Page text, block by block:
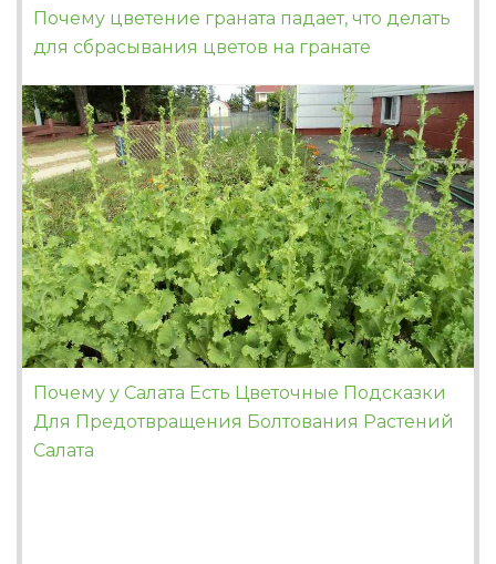
Почему цветение граната падает, что делать
для сбрасывания цветов на гранате
Почему у Салата Есть Цветочные Подсказки
Для Предотвращения Болтования Растений
Салата